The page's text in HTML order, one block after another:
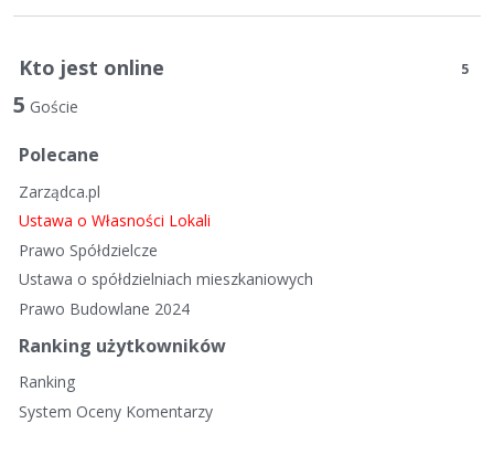
u
y
j
n
a
Kto jest online 5
5 Goście
Polecane
Zarządca.pl
Ustawa o Własności Lokali
Prawo Spółdzielcze
Ustawa o spółdzielniach mieszkaniowych
Prawo Budowlane 2024
Ranking użytkowników
Ranking
System Oceny Komentarzy